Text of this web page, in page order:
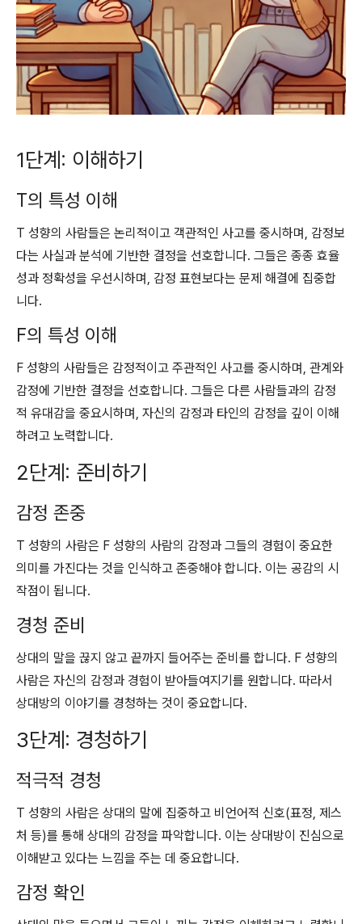
1단계: 이해하기
T의 특성 이해
T 성향의 사람들은 논리적이고 객관적인 사고를 중시하며, 감정보
다는 사실과 분석에 기반한 결정을 선호합니다. 그들은 종종 효율
성과 정확성을 우선시하며, 감정 표현보다는 문제 해결에 집중합
니다.
F의 특성 이해
F 성향의 사람들은 감정적이고 주관적인 사고를 중시하며, 관계와
감정에 기반한 결정을 선호합니다. 그들은 다른 사람들과의 감정
적 유대감을 중요시하며, 자신의 감정과 타인의 감정을 깊이 이해
하려고 노력합니다.
2단계: 준비하기
감정 존중
T 성향의 사람은 F 성향의 사람의 감정과 그들의 경험이 중요한
의미를 가진다는 것을 인식하고 존중해야 합니다. 이는 공감의 시
작점이 됩니다.
경청 준비
상대의 말을 끊지 않고 끝까지 들어주는 준비를 합니다. F 성향의
사람은 자신의 감정과 경험이 받아들여지기를 원합니다. 따라서
상대방의 이야기를 경청하는 것이 중요합니다.
3단계: 경청하기
적극적 경청
T 성향의 사람은 상대의 말에 집중하고 비언어적 신호(표정, 제스
처 등)를 통해 상대의 감정을 파악합니다. 이는 상대방이 진심으로
이해받고 있다는 느낌을 주는 데 중요합니다.
감정 확인